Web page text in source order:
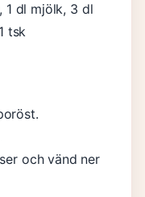
1 dl mjölk, 3 dl
tsk
och vänd ner